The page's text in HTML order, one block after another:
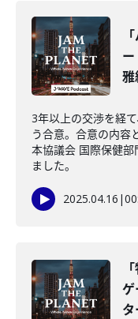
雅
3年以上の交渉を経
う合意。合意の内容
本協議会 国際保健部
ました。
2025.04.16 |
ゲ